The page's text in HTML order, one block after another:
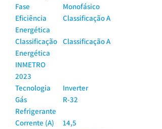
Fase
Monofásico
Eficiência
Energética
Classificação A
Classificação
Energética
INMETRO
2023
Classificação A
Tecnologia
Inverter
Gás
Refrigerante
R-32
Corrente (A)
14,5